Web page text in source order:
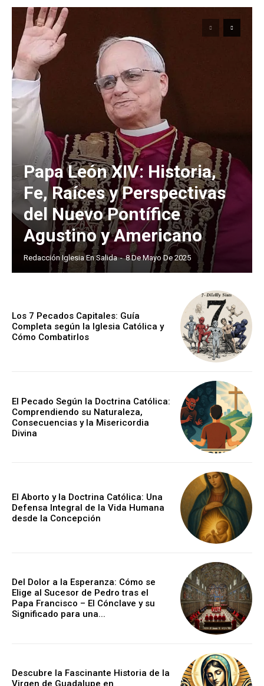
Papa León XIV: Historia,
Fe, Raíces y Perspectivas
del Nuevo Pontífice
Agustino y Americano
Redacción Iglesia En Salida - 8 De Mayo De 2025
Los 7 Pecados Capitales: Guía
Completa según la Iglesia Católica y
Cómo Combatirlos
El Pecado Según la Doctrina Católica:
Comprendiendo su Naturaleza,
Consecuencias y la Misericordia
Divina
El Aborto y la Doctrina Católica: Una
Defensa Integral de la Vida Humana
desde la Concepción
Del Dolor a la Esperanza: Cómo se
Elige al Sucesor de Pedro tras el
Papa Francisco – El Cónclave y su
Significado para una...
Descubre la Fascinante Historia de la
Virgen de Guadalupe en